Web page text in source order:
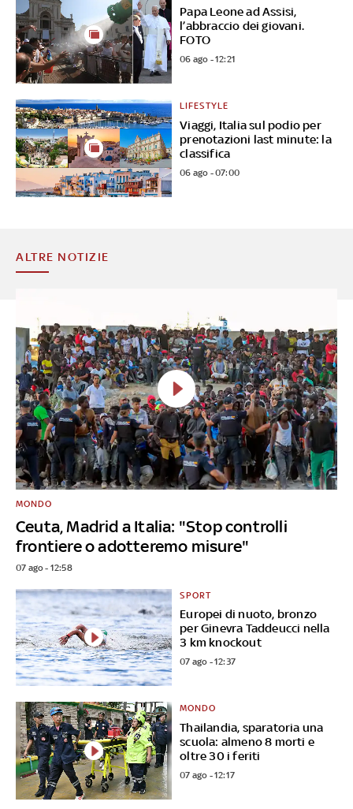
Papa Leone ad Assisi,
l’abbraccio dei giovani.
FOTO
06 ago - 12:21
Viaggi, Italia sul podio per
prenotazioni last minute: la
classifica
LIFESTYLE
06 ago - 07:00
ALTRE NOTIZIE
Ceuta, Madrid a Italia: "Stop controlli
frontiere o adotteremo misure"
MONDO
07 ago - 12:58
Europei di nuoto, bronzo
per Ginevra Taddeucci nella
3 km knockout
SPORT
07 ago - 12:37
Thailandia, sparatoria una
scuola: almeno 8 morti e
oltre 30 i feriti
MONDO
07 ago - 12:17